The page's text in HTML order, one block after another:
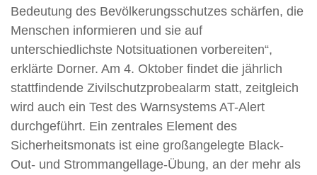
Bedeutung des Bevölkerungsschutzes schärfen, die
Menschen informieren und sie auf
unterschiedlichste Notsituationen vorbereiten“,
erklärte Dorner. Am 4. Oktober findet die jährlich
stattfindende Zivilschutzprobealarm statt, zeitgleich
wird auch ein Test des Warnsystems AT-Alert
durchgeführt. Ein zentrales Element des
Sicherheitsmonats ist eine großangelegte Black-
Out- und Strommangellage-Übung, an der mehr als